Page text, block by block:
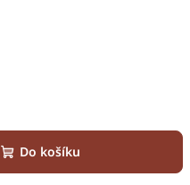
Do košíku